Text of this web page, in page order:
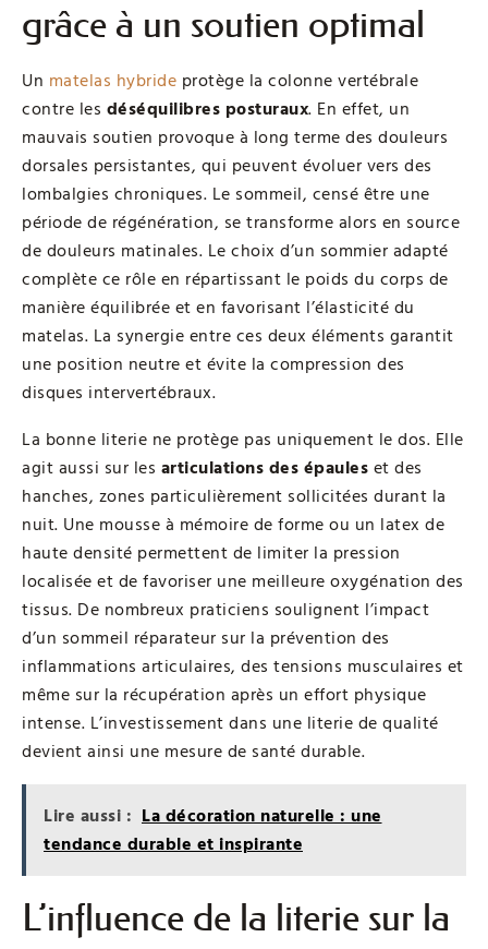
grâce à un soutien optimal
Un matelas hybride protège la colonne vertébrale
contre les déséquilibres posturaux. En effet, un
mauvais soutien provoque à long terme des douleurs
dorsales persistantes, qui peuvent évoluer vers des
lombalgies chroniques. Le sommeil, censé être une
période de régénération, se transforme alors en source
de douleurs matinales. Le choix d’un sommier adapté
complète ce rôle en répartissant le poids du corps de
manière équilibrée et en favorisant l’élasticité du
matelas. La synergie entre ces deux éléments garantit
une position neutre et évite la compression des
disques intervertébraux.
La bonne literie ne protège pas uniquement le dos. Elle
agit aussi sur les articulations des épaules et des
hanches, zones particulièrement sollicitées durant la
nuit. Une mousse à mémoire de forme ou un latex de
haute densité permettent de limiter la pression
localisée et de favoriser une meilleure oxygénation des
tissus. De nombreux praticiens soulignent l’impact
d’un sommeil réparateur sur la prévention des
inflammations articulaires, des tensions musculaires et
même sur la récupération après un effort physique
intense. L’investissement dans une literie de qualité
devient ainsi une mesure de santé durable.
Lire aussi : La décoration naturelle : une
tendance durable et inspirante
L’influence de la literie sur la